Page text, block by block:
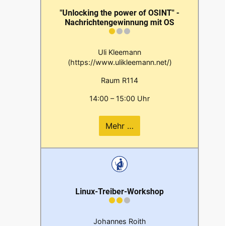
"Unlocking the power of OSINT" -
Nachrichtengewinnung mit OS
Uli Kleemann
(https://www.ulikleemann.net/)
Raum R114
14:00 – 15:00 Uhr
Mehr …
Linux-Treiber-Workshop
Johannes Roith